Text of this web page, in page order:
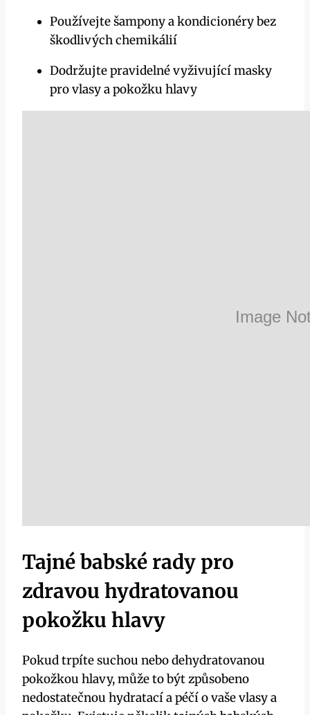
Používejte šampony a kondicionéry bez
škodlivých chemikálií
Dodržujte pravidelné vyživující masky
pro vlasy a pokožku hlavy
Tajné babské rady pro
zdravou hydratovanou
pokožku hlavy
Pokud trpíte suchou nebo dehydratovanou
pokožkou hlavy, může to být způsobeno
nedostatečnou hydratací a péčí o vaše vlasy a